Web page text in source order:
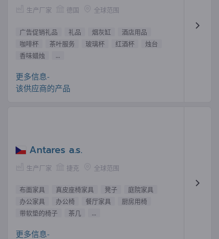
生产厂家 德国 全球范围
广告促销礼品 礼品 烟灰缸
酒店用品
咖啡杯
茶叶服务 玻璃杯 红酒杯
烛台
香味蜡烛
...
更多信息-
该供应商的产品
Antares a.s.
生产厂家 捷克 全球范围
布面家具 真皮座椅家具 凳子
庭院家具
办公家具
办公椅 餐厅家具
厨房用椅
带软垫的椅子
茶几 ...
更多信息-